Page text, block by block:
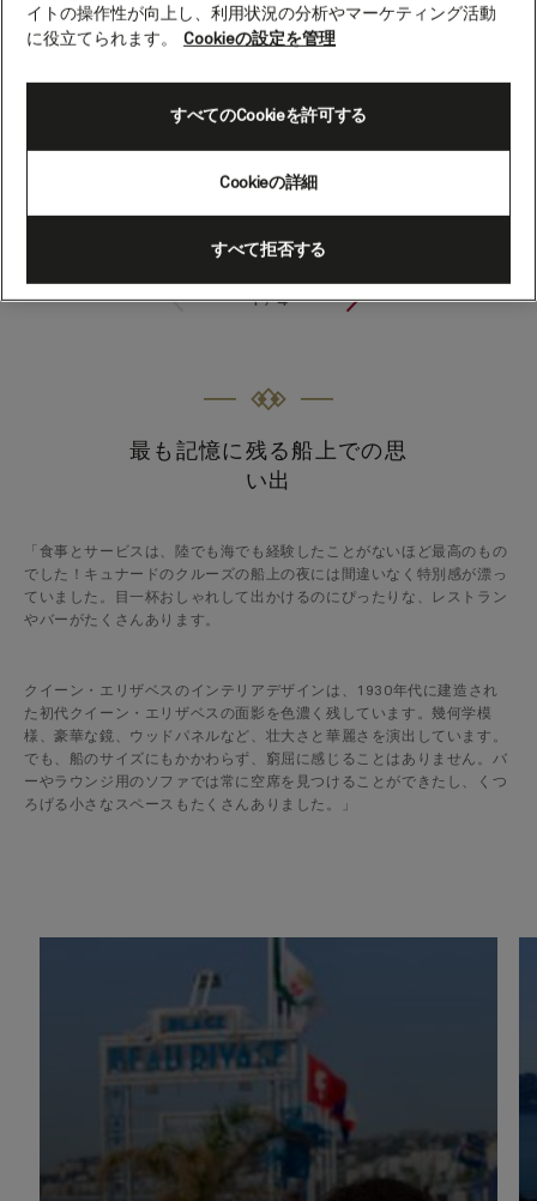
< 1 / 4 >
最も記憶に残る船上での思
い出
「食事とサービスは、陸でも海でも経験したことがないほど最高のもの
でした！キュナードのクルーズの船上の夜には間違いなく特別感が漂っ
ていました。目一杯おしゃれして出かけるのにぴったりな、レストラン
やバーがたくさんあります。
クイーン・エリザベスのインテリアデザインは、1930年代に建造され
た初代クイーン・エリザベスの面影を色濃く残しています。幾何学模
様、豪華な鏡、ウッドパネルなど、壮大さと華麗さを演出しています。
でも、船のサイズにもかかわらず、窮屈に感じることはありません。バ
ーやラウンジ用のソファでは常に空席を見つけることができたし、くつ
ろげる小さなスペースもたくさんありました。」
イトの操作性が向上し、利用状況の分析やマーケティング活動
に役立てられます。
Cookieの設定を管理
Cookieの詳細
すべて拒否する
すべてのCookieを許可する